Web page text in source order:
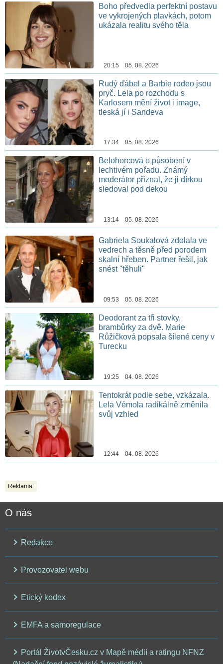
Boho předvedla perfektní postavu
ve vykrojených plavkách, potom
ukázala realitu svého těla
20:15 05. 08. 2026
Rudý ďábel a Barbie rodeo jsou
pryč. Lela po rozchodu s
Karlosem mění život i image,
tleská jí i Sandeva
17:34 05. 08. 2026
Belohorcová o působení v
lechtivém pořadu. Známý
moderátor přiznal, že ji dírkou
sledoval pod dekou
13:14 05. 08. 2026
Gabriela Soukalová zdolala ve
vedrech a těsně před porodem
skalní hřeben. Partner řešil, jak
snést "těhuli"
09:53 05. 08. 2026
Deodorant za tři stovky,
brambůrky za dvě. Marie
Růžičková popsala šílené ceny v
Turecku
19:25 04. 08. 2026
Tentokrát podle sebe, vzkázala.
Lela Vémola radikálně změnila
svůj vzhled
12:44 04. 08. 2026
Reklama:
O nás
Redakce
Provozovatel webu
Etický kodex
EMFA a samoregulace
Portál ŽivotvČesku.cz v Mapě médií a ratingu NFNZ